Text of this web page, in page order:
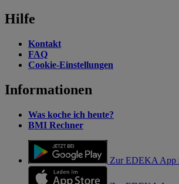
Hilfe
Kontakt
FAQ
Cookie-Einstellungen
Informationen
Was koche ich heute?
BMI Rechner
Zur EDEKA App